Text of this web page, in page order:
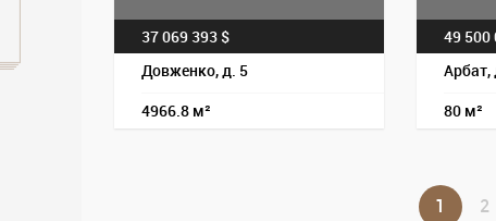
37 069 393 $
Довженко, д. 5
4966.8 м²
49 500
Арбат,
80 м²
1 2